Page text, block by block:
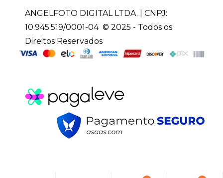
ANGELFOTO DIGITAL LTDA. | CNPJ:
10.945.519/0001-04 © 2025 - Todos os
Direitos Reservados